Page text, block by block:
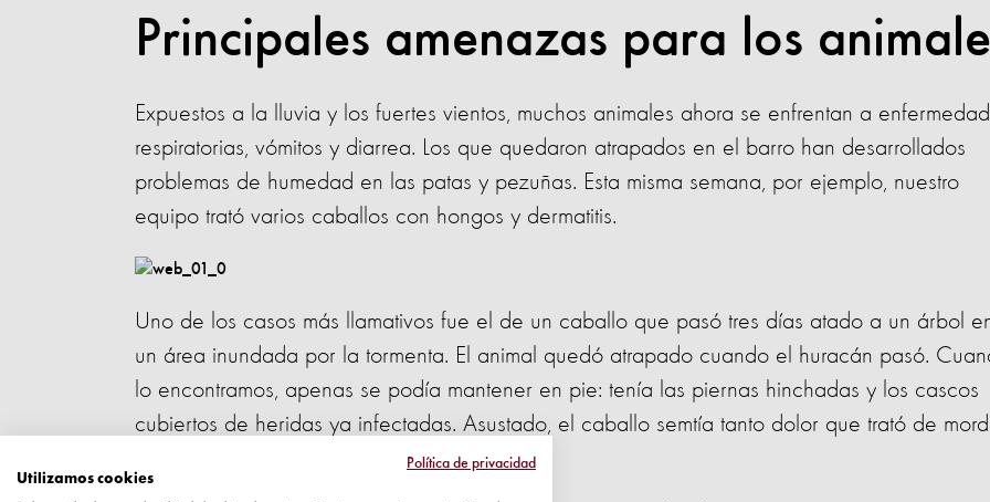
Principales amenazas para los
Expuestos a la lluvia y los fuertes vientos, muchos animales ahora se enfrentan a
respiratorias, vómitos y diarrea. Los que quedaron atrapados en el barro han desarrollados
problemas de humedad en las patas y pezuñas. Esta misma semana, por ejemplo, nuestro
equipo trató varios caballos con hongos y dermatitis.
Uno de los casos más llamativos fue el de un caballo que pasó tres días atado a un árbol
un área inundada por la tormenta. El animal quedó atrapado cuando el huracán pasó.
lo encontramos, apenas se podía mantener en pie: tenía las piernas hinchadas y los cascos
cubiertos de heridas ya infectadas. Asustado, el caballo semtía tanto dolor que trató de
Política de privacidad
Utilizamos cookies